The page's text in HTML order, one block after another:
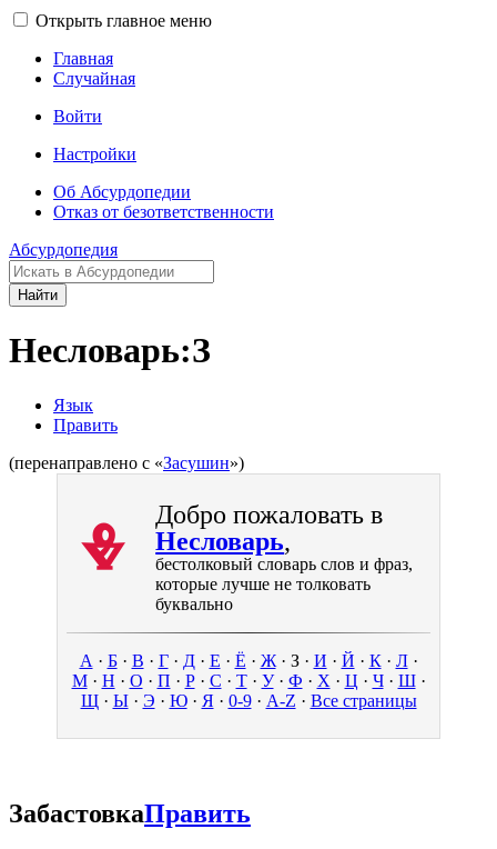
Открыть главное меню
Главная
Случайная
Войти
Настройки
Об Абсурдопедии
Отказ от безответственности
Абсурдопедия
Найти
Несловарь:З
Язык
Править
(перенаправлено с «Засушин»)
Ⰷ
Добро пожаловать в
Несловарь,
бестолковый словарь слов и фраз,
которые лучше не толковать
буквально
А · Б· В · Г· Д· Е · Ё · Ж· З· И · Й · К· Л·
М· Н · О · П · Р· С · Т· У· Ф · Х · Ц · Ч· Ш·
Щ· Ы· Э · Ю· Я · 0-9· A-Z · Все страницы
ЗабастовкаПравить